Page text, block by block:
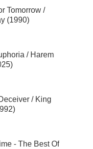
Tomorrow /
(1990)
/ Harem
/ King
- The Best Of